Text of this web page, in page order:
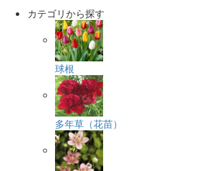
カテゴリから探す
球根
多年草（花苗）